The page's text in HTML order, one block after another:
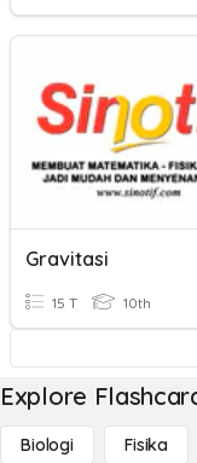
Gravitasi
15 T 10th
Explore
Biologi Fisika